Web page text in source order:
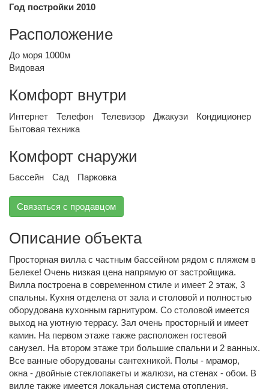
Год постройки 2010
Расположение
До моря 1000м
Видовая
Комфорт внутри
Интернет Телефон Телевизор Джакузи
Кондиционер
Бытовая техника
Комфорт снаружи
Бассейн Сад Парковка
Связаться с продавцом
Описание объекта
Просторная вилла с частным бассейном рядом с пляжем в
Белеке! Очень низкая цена напрямую от застройщика.
Вилла построена в современном стиле и имеет 2 этаж, 3
спальны. Кухня отделена от зала и столовой и полностью
оборудована кухонным гарнитуром. Со столовой имеется
выход на уютную террасу. Зал очень просторный и имеет
камин. На первом этаже также расположен гостевой
санузел. На втором этаже три большие спальни и 2 ванных.
Все ванные оборудованы сантехникой. Полы - мрамор,
окна - двойные стеклопакеты и жалюзи, на стенах - обои. В
вилле также имеется локальная система отопления.